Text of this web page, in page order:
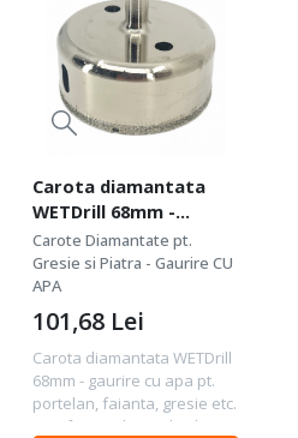
Carota diamantata
WETDrill 68mm -
gaurire cu apa pt.
portelan, faianta,
gresie etc. -
Profesional Standard.
- DXDY.WETDrill.68
Carote Diamantate pt.
Gresie si Piatra - Gaurire CU
APA
Carota diamantata WETDrill
68mm - gaurire cu apa pt.
portelan, faianta, gresie etc.
- Profesional Standard . -
101,68 Lei